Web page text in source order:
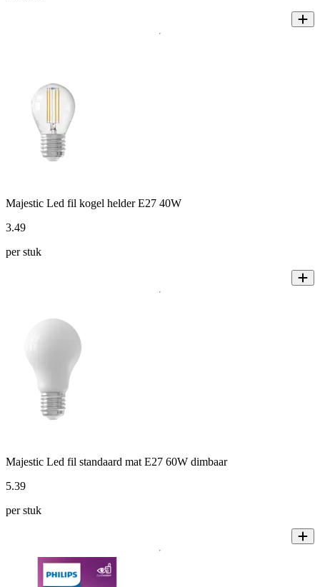
Majestic Led fil kogel helder E27 40W
3.49
per stuk
Majestic Led fil standaard mat E27 60W dimbaar
5.39
per stuk